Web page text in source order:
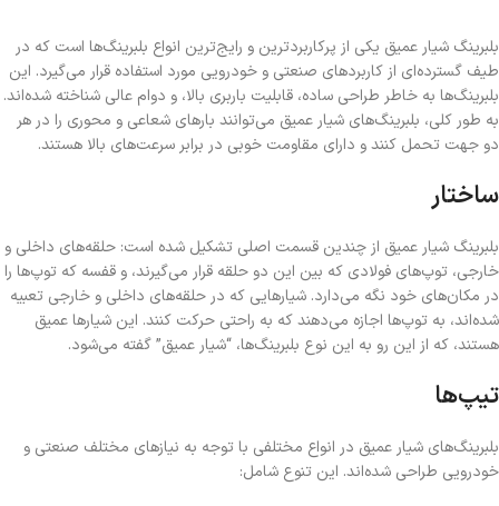
بلبرینگ شیار عمیق یکی از پرکاربردترین و رایج‌ترین انواع بلبرینگ‌ها است که در
طیف گسترده‌ای از کاربردهای صنعتی و خودرویی مورد استفاده قرار می‌گیرد. این
بلبرینگ‌ها به خاطر طراحی ساده، قابلیت باربری بالا، و دوام عالی شناخته شده‌اند.
به طور کلی، بلبرینگ‌های شیار عمیق می‌توانند بارهای شعاعی و محوری را در هر
دو جهت تحمل کنند و دارای مقاومت خوبی در برابر سرعت‌های بالا هستند.
ساختار
بلبرینگ شیار عمیق از چندین قسمت اصلی تشکیل شده است: حلقه‌های داخلی و
خارجی، توپ‌های فولادی که بین این دو حلقه قرار می‌گیرند، و قفسه که توپ‌ها را
در مکان‌های خود نگه می‌دارد. شیارهایی که در حلقه‌های داخلی و خارجی تعبیه
شده‌اند، به توپ‌ها اجازه می‌دهند که به راحتی حرکت کنند. این شیارها عمیق
هستند، که از این رو به این نوع بلبرینگ‌ها، “شیار عمیق” گفته می‌شود.
تیپ‌ها
بلبرینگ‌های شیار عمیق در انواع مختلفی با توجه به نیازهای مختلف صنعتی و
خودرویی طراحی شده‌اند. این تنوع شامل: